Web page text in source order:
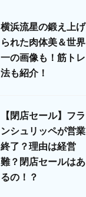
横浜流星の鍛え上げ
られた肉体美＆世界
一の画像も！筋トレ
法も紹介！
【閉店セール】フラ
ンシュリッペが営業
終了？理由は経営
難？閉店セールはあ
るの！？